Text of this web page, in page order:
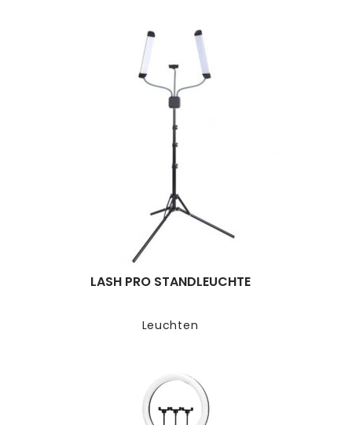
Leuchten
LASH PRO STANDLEUCHTE